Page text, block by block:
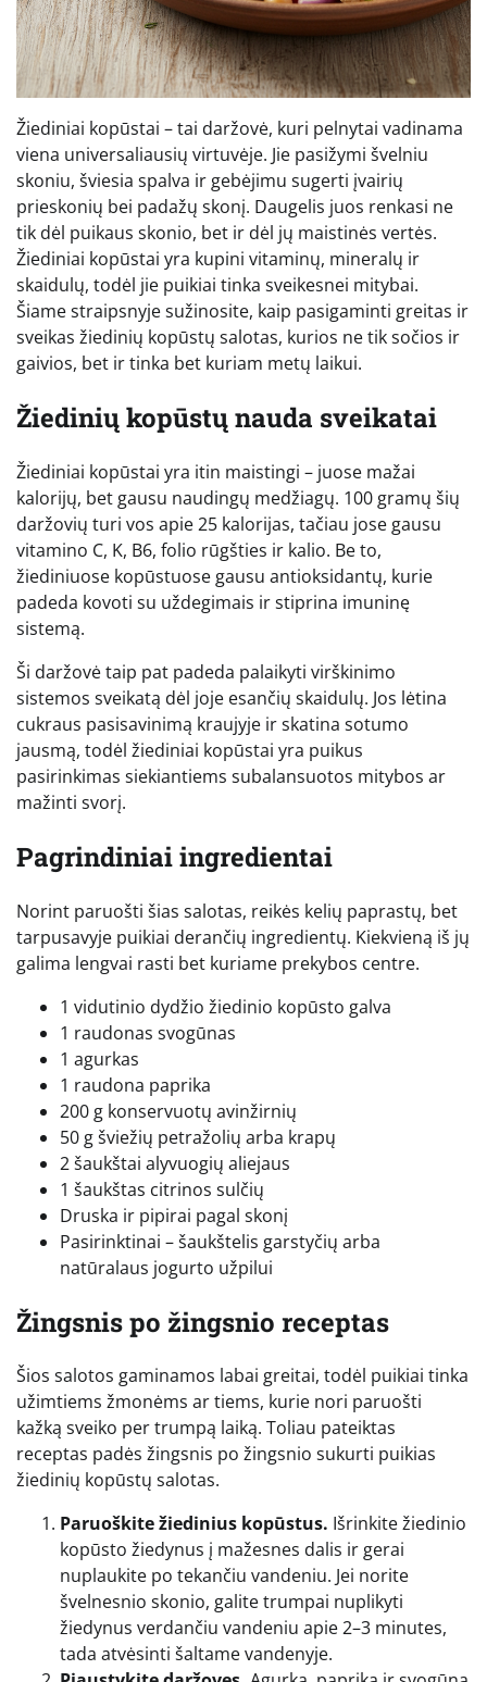
Žiediniai kopūstai – tai daržovė, kuri pelnytai vadinama
viena universaliausių virtuvėje. Jie pasižymi švelniu
skoniu, šviesia spalva ir gebėjimu sugerti įvairių
prieskonių bei padažų skonį. Daugelis juos renkasi ne
tik dėl puikaus skonio, bet ir dėl jų maistinės vertės.
Žiediniai kopūstai yra kupini vitaminų, mineralų ir
skaidulų, todėl jie puikiai tinka sveikesnei mitybai.
Šiame straipsnyje sužinosite, kaip pasigaminti greitas ir
sveikas žiedinių kopūstų salotas, kurios ne tik sočios ir
gaivios, bet ir tinka bet kuriam metų laikui.
Žiedinių kopūstų nauda sveikatai
Žiediniai kopūstai yra itin maistingi – juose mažai
kalorijų, bet gausu naudingų medžiagų. 100 gramų šių
daržovių turi vos apie 25 kalorijas, tačiau jose gausu
vitamino C, K, B6, folio rūgšties ir kalio. Be to,
žiediniuose kopūstuose gausu antioksidantų, kurie
padeda kovoti su uždegimais ir stiprina imuninę
sistemą.
Ši daržovė taip pat padeda palaikyti virškinimo
sistemos sveikatą dėl joje esančių skaidulų. Jos lėtina
cukraus pasisavinimą kraujyje ir skatina sotumo
jausmą, todėl žiediniai kopūstai yra puikus
pasirinkimas siekiantiems subalansuotos mitybos ar
mažinti svorį.
Pagrindiniai ingredientai
Norint paruošti šias salotas, reikės kelių paprastų, bet
tarpusavyje puikiai derančių ingredientų. Kiekvieną iš jų
galima lengvai rasti bet kuriame prekybos centre.
1 vidutinio dydžio žiedinio kopūsto galva
1 raudonas svogūnas
1 agurkas
1 raudona paprika
200 g konservuotų avinžirnių
50 g šviežių petražolių arba krapų
2 šaukštai alyvuogių aliejaus
1 šaukštas citrinos sulčių
Druska ir pipirai pagal skonį
Pasirinktinai – šaukštelis garstyčių arba
natūralaus jogurto užpilui
Žingsnis po žingsnio receptas
Šios salotos gaminamos labai greitai, todėl puikiai tinka
užimtiems žmonėms ar tiems, kurie nori paruošti
kažką sveiko per trumpą laiką. Toliau pateiktas
receptas padės žingsnis po žingsnio sukurti puikias
žiedinių kopūstų salotas.
Paruoškite žiedinius kopūstus. Išrinkite žiedinio
kopūsto žiedynus į mažesnes dalis ir gerai
nuplaukite po tekančiu vandeniu. Jei norite
švelnesnio skonio, galite trumpai nuplikyti
žiedynus verdančiu vandeniu apie 2–3 minutes,
tada atvėsinti šaltame vandenyje.